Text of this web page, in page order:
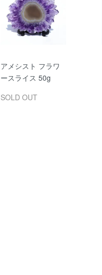
アメシスト フラワ
ースライス 50g
SOLD OUT